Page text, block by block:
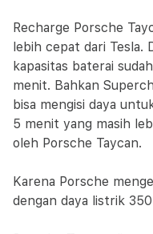
Recharge Porsche
lebih cepat dari Tesla.
kapasitas baterai
menit. Bahkan
bisa mengisi daya
5 menit yang masih
oleh Porsche Taycan.
Karena Porsche
dengan daya listrik